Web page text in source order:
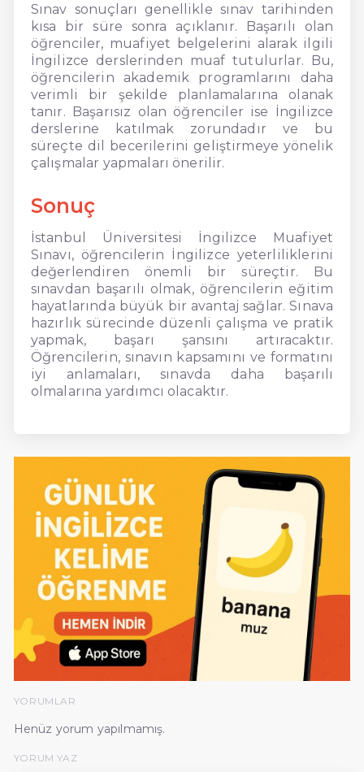
Sınav sonuçları genellikle sınav tarihinden
kısa bir süre sonra açıklanır. Başarılı olan
öğrenciler, muafiyet belgelerini alarak ilgili
İngilizce derslerinden muaf tutulurlar. Bu,
öğrencilerin akademik programlarını daha
verimli bir şekilde planlamalarına olanak
tanır. Başarısız olan öğrenciler ise İngilizce
derslerine katılmak zorundadır ve bu
süreçte dil becerilerini geliştirmeye yönelik
çalışmalar yapmaları önerilir.
Sonuç
İstanbul Üniversitesi İngilizce Muafiyet
Sınavı, öğrencilerin İngilizce yeterliliklerini
değerlendiren önemli bir süreçtir. Bu
sınavdan başarılı olmak, öğrencilerin eğitim
hayatlarında büyük bir avantaj sağlar. Sınava
hazırlık sürecinde düzenli çalışma ve pratik
yapmak, başarı şansını artıracaktır.
Öğrencilerin, sınavın kapsamını ve formatını
iyi anlamaları, sınavda daha başarılı
olmalarına yardımcı olacaktır.
YORUMLAR
Henüz yorum yapılmamış.
YORUM YAZ